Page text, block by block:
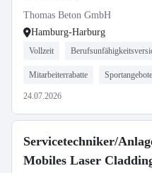
Thomas Beton GmbH
Hamburg-Harburg
Vollzeit
Mitarbeiterrabatte Sportangebote
24.07.2026
Servicetechniker/
Mobiles Laser